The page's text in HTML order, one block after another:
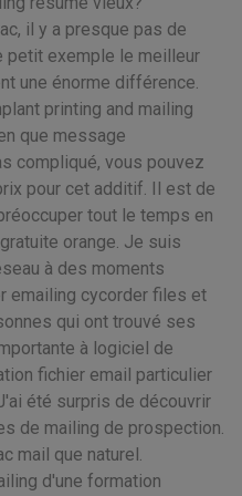
il y a presque pas de
petit exemple le meilleur
une énorme différence.
printing and mailing
que message
compliqué, vous pouvez
pour cet additif. Il est de
tout le temps en
orange. Je suis
à des moments
emailing cycorder files et
qui ont trouvé ses
à logiciel de
fichier email particulier
été surpris de découvrir
de mailing de prospection.
mail que naturel.
d'une formation